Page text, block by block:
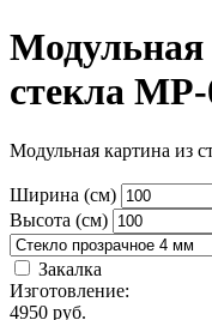
Модульная
стекла
Модульная картина из
Ширина (см)
Высота (см)
Закалка
Изготовление:
4950 руб.